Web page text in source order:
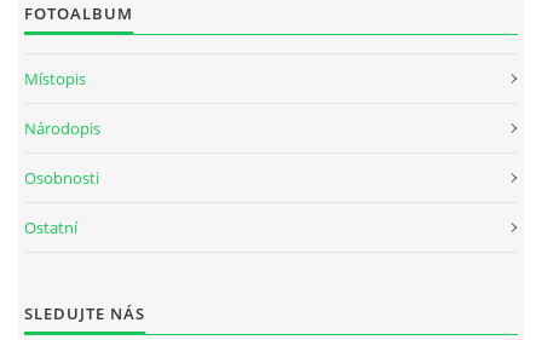
FOTOALBUM
Místopis
Národopis
Osobnosti
Ostatní
SLEDUJTE NÁS